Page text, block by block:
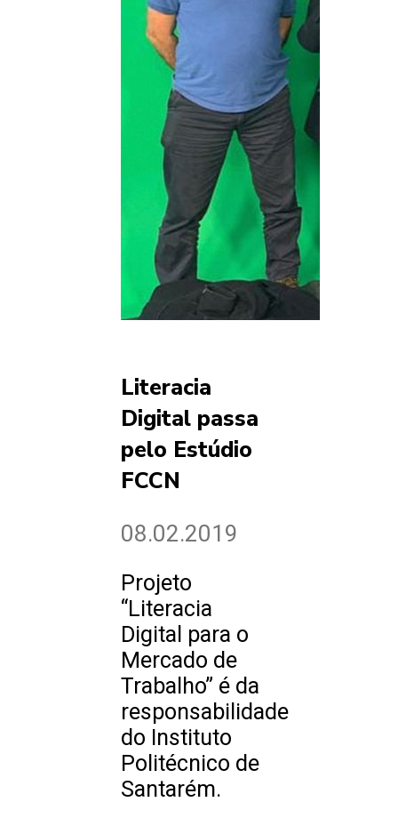
Literacia
Digital passa
pelo Estúdio
FCCN
08.02.2019
Projeto
“Literacia
Digital para o
Mercado de
Trabalho” é da
responsabilidade
do Instituto
Politécnico de
Santarém.